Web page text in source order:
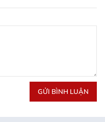
GỬI BÌNH LUẬN